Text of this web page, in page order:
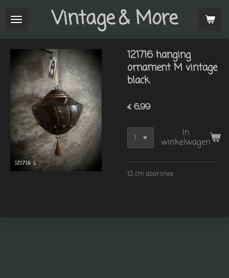
direct
hoofdinhoud
Vintage& More
121716 hanging
ornament M vintage
black
€ 6,99
In
winkelwagen
13 cm doorsnee